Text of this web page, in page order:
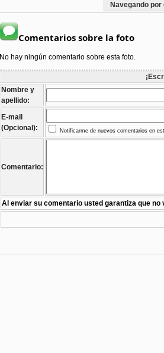
Navegando
Comentarios sobre la foto
No hay ningún comentario sobre esta foto.
Nombre y
apellido:
E-mail
(Opcional):
Notificarme de nuevos comentarios en
Comentario:
Al enviar su comentario usted garantiza que no